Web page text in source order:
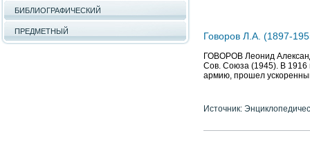
БИБЛИОГРАФИЧЕСКИЙ
ПРЕДМЕТНЫЙ Говоров Л.А. (1897-
ГОВОРОВ Леонид
Сов. Союза (1945). В 1916
армию, прошел
Источник: